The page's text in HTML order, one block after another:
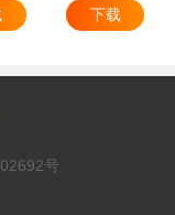
下载
号